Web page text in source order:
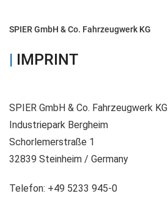
SPIER GmbH & Co. Fahrzeugwerk KG
| IMPRINT
SPIER GmbH & Co. Fahrzeugwerk KG
Industriepark Bergheim
Schorlemerstraße 1
32839 Steinheim / Germany
Telefon: +49 5233 945-0